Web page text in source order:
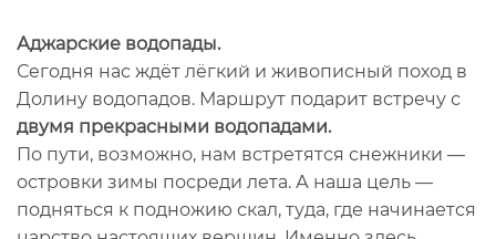
Аджарские водопады.
Сегодня нас ждёт лёгкий и живописный поход в
Долину водопадов. Маршрут подарит встречу с
двумя прекрасными водопадами.
По пути, возможно, нам встретятся снежники —
островки зимы посреди лета. А наша цель —
подняться к подножию скал, туда, где начинается